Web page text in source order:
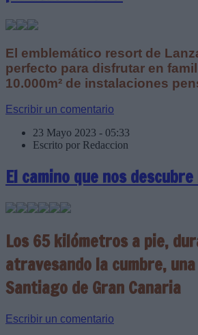
El emblemático resort de
perfecto para disfrutar en
10.000m² de instalaciones
Escribir un comentario
23 Mayo 2023 - 05:33
Escrito por Redaccion
El camino que nos
Los 65 kilómetros a pie,
atravesando la cumbre,
Santiago de Gran Canaria
Escribir un comentario